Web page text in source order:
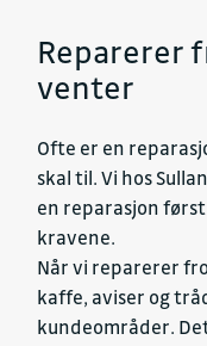
Reparerer
venter
Ofte er en
skal til. Vi hos
en reparasjon
kravene.
Når vi reparerer
kaffe, aviser og
kundeområder.